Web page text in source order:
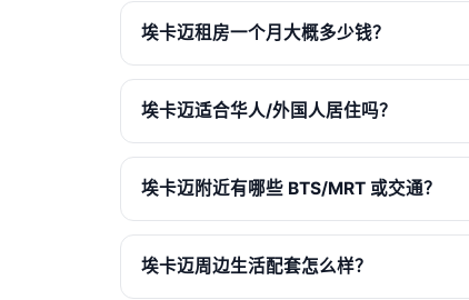
埃卡迈租房一个月大概多少钱？
埃卡迈适合华人/外国人居住吗？
埃卡迈附近有哪些 BTS/MRT 或交通？
埃卡迈周边生活配套怎么样？